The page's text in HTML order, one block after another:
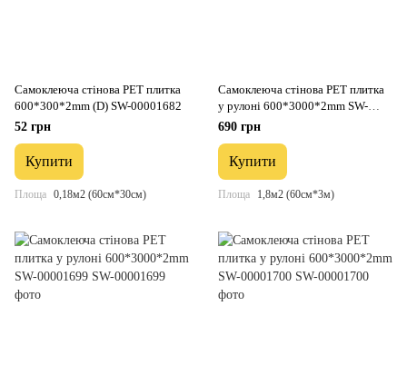
Самоклеюча стінова PET плитка
600*300*2mm (D) SW-00001682
52 грн
Купити
Площа 0,18м2 (60см*30см)
Самоклеюча стінова PET плитка
у рулоні 600*3000*2mm SW-
00001697
690 грн
Купити
Площа 1,8м2 (60см*3м)